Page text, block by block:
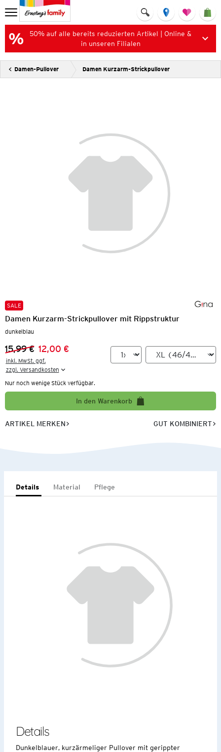
50% auf alle bereits reduzierten Artikel | Online &
in unseren Filialen
Damen-Pullover Damen Kurzarm-Strickpullover
SALE
Damen Kurzarm-Strickpullover mit Rippstruktur
dunkelblau
Vorheriger Preis:
15,99 €
Neuer Preis:
12,00 €
inkl. MwSt. ggf.
zzgl. Versandkosten
Nur noch wenige Stück verfügbar.
In den Warenkorb
ARTIKEL MERKEN GUT KOMBINIERT
Details Material Pflege
Details
Dunkelblauer, kurzärmeliger Pullover mit gerippter